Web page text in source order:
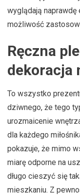
wyglądają
możliwość
Ręczna
dekoracja
To wszystko
dziwnego, że tego
urozmaicenie
dla każdego
pokazuje, że mimo
miarę odporne na
długo cieszyć się
mieszkaniu. Z